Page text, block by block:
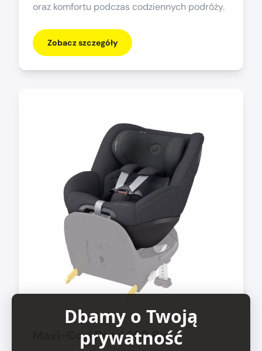
oraz komfortu podczas codziennych podróży.
Zobacz szczegóły
Maxi-Cosi Pearl 360 Pro
Dbamy o Twoją
prywatność